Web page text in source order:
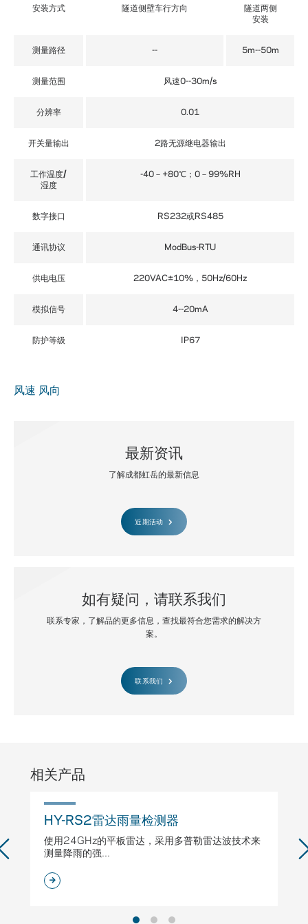
安装方式 隧道侧壁车行方向
隧道两侧
安装
测量路径 -- 5m--50m
测量范围 风速0--30m/s
分辨率 0.01
开关量输出 2路无源继电器输出
工作温度/
湿度
-40－+80℃；0－99%RH
数字接口 RS232或RS485
通讯协议 ModBus-RTU
供电电压 220VAC±10%，50Hz/60Hz
模拟信号 4--20mA
防护等级 IP67
风速 风向
最新资讯
了解成都虹岳的最新信息
近期活动
如有疑问，请联系我们
联系专家，了解品的更多信息，查找最符合您需求的解决方
案。
联系我们
相关产品
HY-RS2雷达雨量检测器
使用24GHz的平板雷达，采用多普勒雷达波技术来
测量降雨的强...